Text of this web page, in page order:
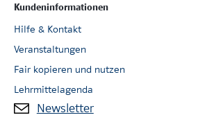
Kundeninformationen
Hilfe & Kontakt
Veranstaltungen
Fair kopieren und nutzen
Lehrmittelagenda
Newsletter